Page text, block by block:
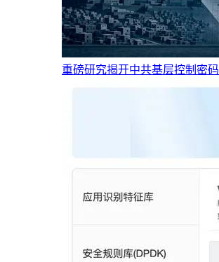
重磅研究揭开中共基层控制密码